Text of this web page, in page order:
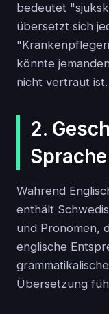
bedeutet
übersetzt sich
könnte
nicht vertraut ist.
2.
Sprache
Während
enthält
und Pronomen,
englische
Übersetzung